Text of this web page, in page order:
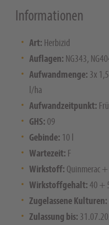
Informationen
Art: Herbizid
Auflagen: NG343,
Aufwandmenge: 3x
l/ha
Aufwandzeitpunkt:
GHS: 09
Gebinde: 10 l
Wartezeit: F
Wirkstoff: Quinmerac
Wirkstoffgehalt:40 +
Zugelassene Kulturen:
Zulassung bis: